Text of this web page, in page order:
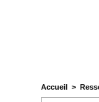
Accueil >